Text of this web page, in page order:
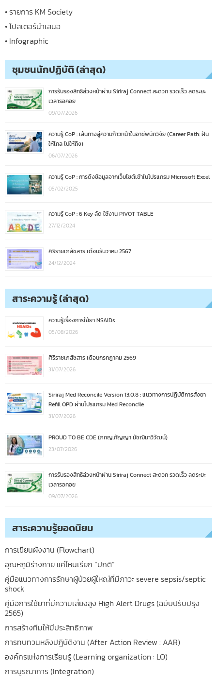
• รายการ KM Society
• โปสเตอร์นำเสนอ
• Infographic
ชุมชนนักปฏิบัติ (ล่าสุด)
การรับรองสิทธิล่วงหน้าผ่าน Siriraj Connect สะดวก รวดเร็ว ลดระยะ
เวลารอคอย
09/07/2026
ความรู้ CoP : เส้นทางสู่ความก้าวหน้าในอาชีพนักวิจัย (Career Path: ฝัน
ให้ไกล ไปให้ถึง)
06/07/2026
ความรู้ CoP : การดึงข้อมูลจากเว็บไซต์เข้าในโปรแกรม Microsoft Excel
05/02/2025
ความรู้ CoP : 6 Key ลัด ใช้งาน PIVOT TABLE
27/12/2024
ศิริราชเภสัชสาร เดือนธันวาคม 2567
24/12/2024
สาระความรู้ (ล่าสุด)
ความรู้เรื่องการใช้ยา NSAIDs
05/08/2026
ศิริราชเภสัชสาร เดือนกรกฎาคม 2569
31/07/2026
Siriraj Med Reconcile Version 13.0.8 : แนวทางการปฏิบัติการสั่งยา
Refill OPD ผ่านโปรแกรม Med Reconcile
31/07/2026
PROUD TO BE CDE (ภกญ.กัญญา มัชฌิมาวิวัฒน์)
23/07/2026
การรับรองสิทธิล่วงหน้าผ่าน Siriraj Connect สะดวก รวดเร็ว ลดระยะ
เวลารอคอย
09/07/2026
สาระความรู้ยอดนิยม
การเขียนผังงาน (Flowchart)
อุณหภูมิร่างกาย แค่ไหนเรียก “ปกติ”
คู่มือแนวทางการรักษาผู้ป่วยผู้ใหญ่ที่มีภาวะ severe sepsis/septic
shock
คู่มือการใช้ยาที่มีความเสี่ยงสูง High Alert Drugs (ฉบับปรับปรุง
2565)
การสร้างทีมให้มีประสิทธิภาพ
การทบทวนหลังปฎิบัติงาน (After Action Review : AAR)
องค์กรแห่งการเรียนรู้ (Learning organization : LO)
การบูรณาการ (Integration)